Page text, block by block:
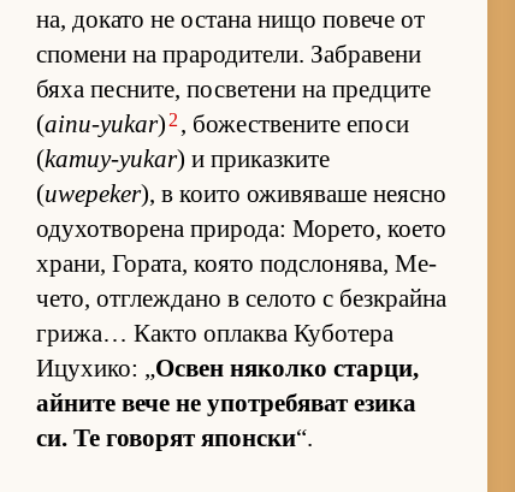
на, до­като не ос­тана нищо по­вече от
спо­мени на пра­ро­ди­те­ли. Заб­ра­вени
бяха пес­ни­те, пос­ве­тени на пред­ците
(ainu-yukar) 2 , бо­жес­т­ве­ните епоси
(kamuy-yukar) и при­каз­ките
(uwepeker), в ко­ито ожи­вя­ваше не­ясно
оду­хот­во­рена при­ро­да: Мо­ре­то, ко­ето
хра­ни, Го­ра­та, ко­ято под­с­ло­ня­ва, Ме­
че­то, от­г­леж­дано в се­лото с без­к­райна
гри­жа… Както оп­лаква Ку­бо­тера
Ицу­хи­ко: „Ос­вен ня­колко стар­ци,
ай­ните вече не упот­ре­бя­ват езика
си. Те го­во­рят япон­ски“.